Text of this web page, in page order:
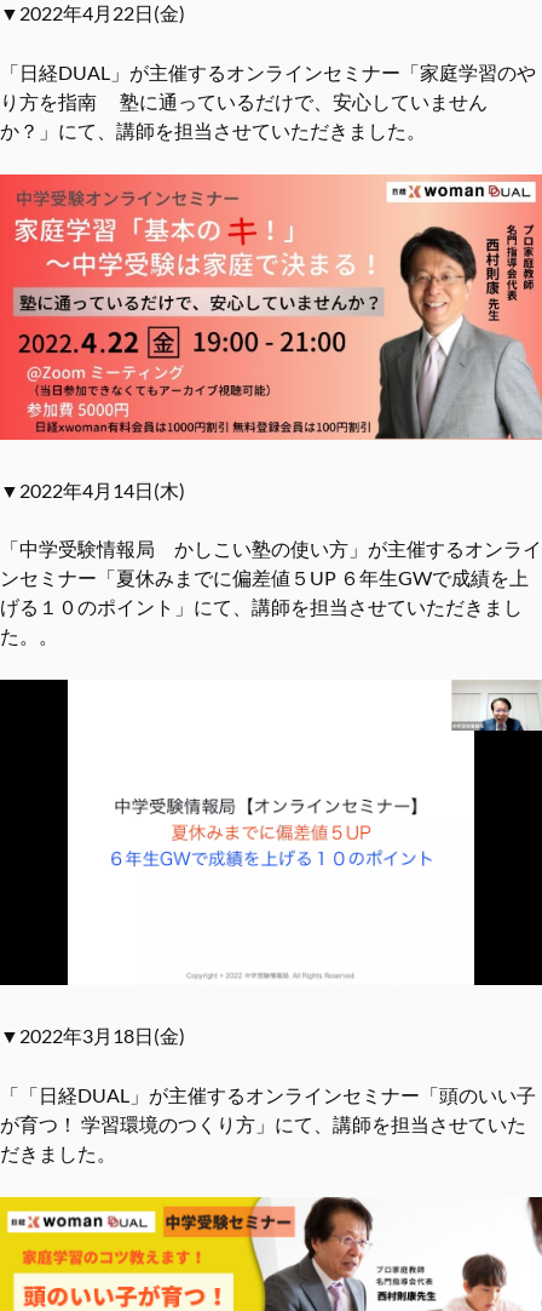
▼2022年4月22日(金)
「日経DUAL」が主催するオンラインセミナー「家庭学習のや
り方を指南 塾に通っているだけで、安心していません
か？」にて、講師を担当させていただきました。
▼2022年4月14日(木)
「中学受験情報局 かしこい塾の使い方」が主催するオンライ
ンセミナー「夏休みまでに偏差値５UP ６年生GWで成績を上
げる１０のポイント」にて、講師を担当させていただきまし
た。。
▼2022年3月18日(金)
「「日経DUAL」が主催するオンラインセミナー「頭のいい子
が育つ！ 学習環境のつくり方」にて、講師を担当させていた
だきました。